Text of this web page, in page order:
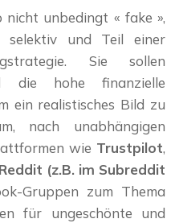
nicht unbedingt « fake »,
selektiv und Teil einer
Sie sollen
die hohe finanzielle
ein realistisches Bild zu
nach unabhängigen
wie Trustpilot,
Reddit (z.B. im Subreddit
Gruppen zum Thema
für ungeschönte und